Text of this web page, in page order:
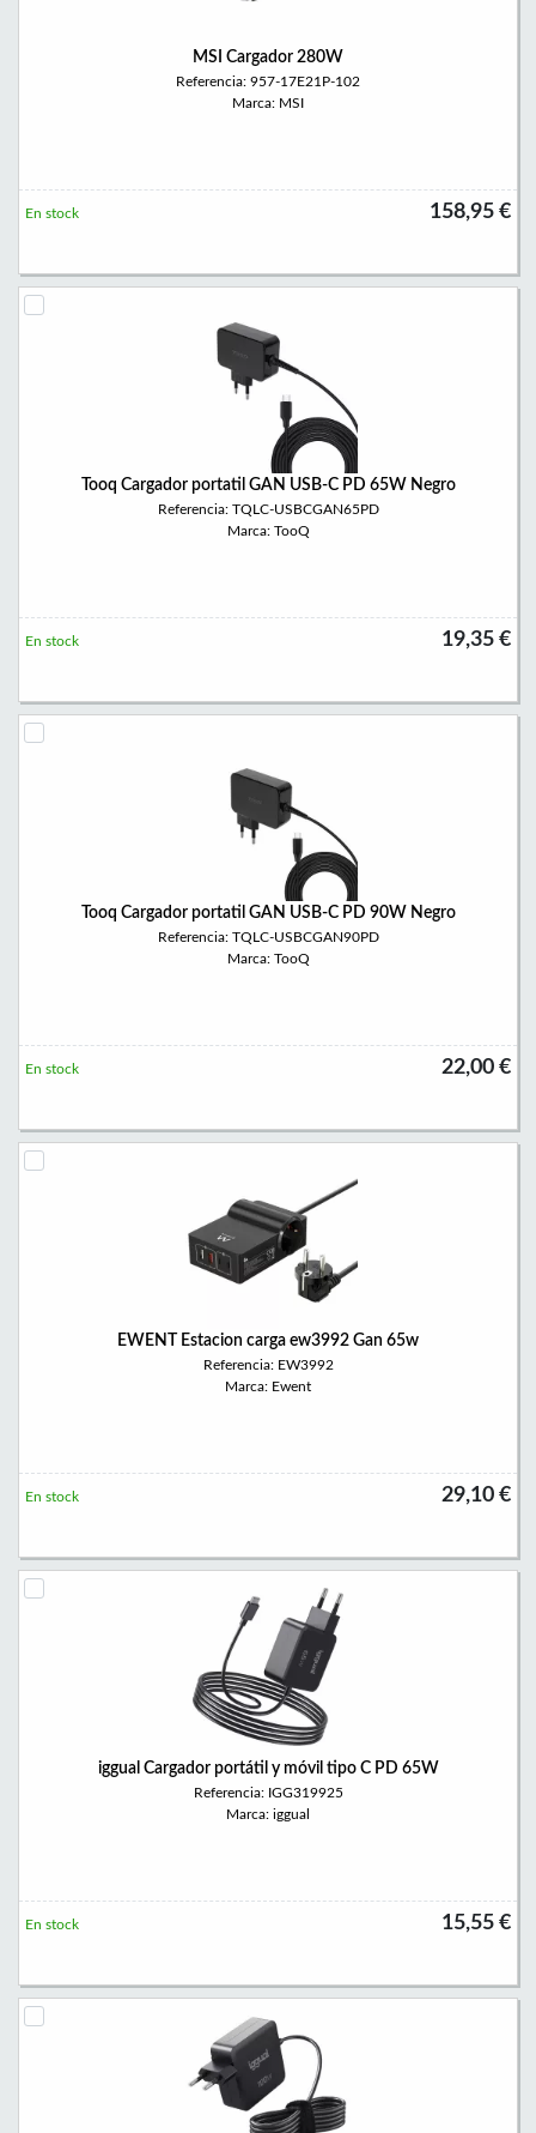
MSI Cargador 280W
Referencia: 957-17E21P-102
Marca: MSI
158,95 €
En stock
Tooq Cargador portatil GAN USB-C PD 65W Negro
Referencia: TQLC-USBCGAN65PD
Marca: TooQ
19,35 €
En stock
Tooq Cargador portatil GAN USB-C PD 90W Negro
Referencia: TQLC-USBCGAN90PD
Marca: TooQ
22,00 €
En stock
EWENT Estacion carga ew3992 Gan 65w
Referencia: EW3992
Marca: Ewent
29,10 €
En stock
iggual Cargador portátil y móvil tipo C PD 65W
Referencia: IGG319925
Marca: iggual
15,55 €
En stock